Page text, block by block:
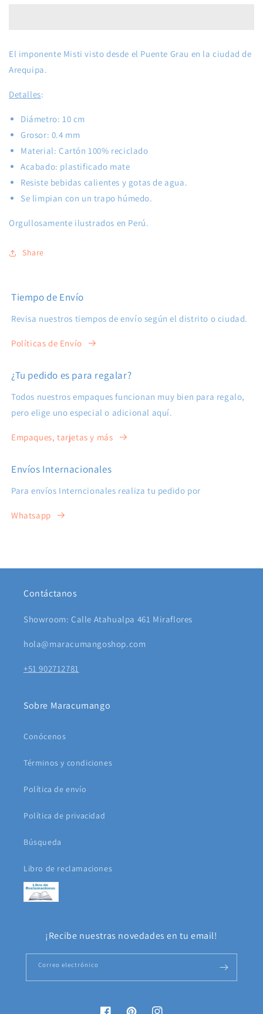
El imponente Misti visto desde el Puente Grau en la ciudad de
Arequipa.
Detalles:
Diámetro: 10 cm
Grosor: 0.4 mm
Material: Cartón 100% reciclado
Acabado: plastificado mate
Resiste bebidas calientes y gotas de agua.
Se limpian con un trapo húmedo.
Orgullosamente ilustrados en Perú.
Share
Tiempo de Envío
Revisa nuestros tiempos de envío según el distrito o ciudad.
Políticas de Envío
¿Tu pedido es para regalar?
Todos nuestros empaques funcionan muy bien para regalo,
pero elige uno especial o adicional aquí.
Empaques, tarjetas y más
Envíos Internacionales
Para envíos Interncionales realiza tu pedido por
Whatsapp
Contáctanos
Showroom: Calle Atahualpa 461 Miraflores
hola@maracumangoshop.com
+51 902712781
Sobre Maracumango
Conócenos
Términos y condiciones
Política de envío
Política de privacidad
Búsqueda
Libro de reclamaciones
¡Recibe nuestras novedades en tu email!
Correo electrónico